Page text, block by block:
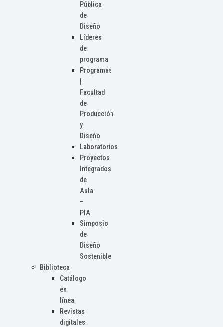
Pública
de
Diseño
Líderes
de
programa
Programas
Facultad
de
Producción
y
Diseño
Laboratorios
Proyectos
Integrados
de
Aula
–
PIA
Simposio
de
Diseño
Sostenible
Biblioteca
Catálogo
en
línea
Revistas
digitales